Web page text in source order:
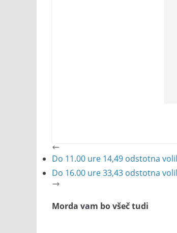
Do 11.00 ure 14,49 odstotna
Do 16.00 ure 33,43 odstotna
Morda vam bo všeč tudi